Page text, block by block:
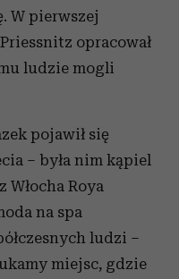
W pierwszej
opracował
ludzie mogli
pojawił się
– była nim kąpiel
Roya
na spa
ludzi –
miejsc, gdzie